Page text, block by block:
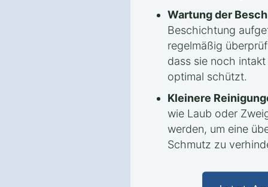
Wartung der
Beschichtung
regelmäßig
dass sie noch
optimal schützt.
Kleinere
wie Laub oder
werden, um eine
Schmutz zu